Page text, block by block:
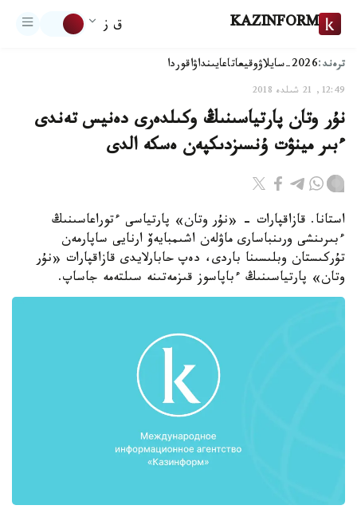
KAZINFORM ق ز
ترەند:2026-سايلاۋ وقيعاتاعايىنداۋاقوردا
12:49, 21 شىلدە 2018
نۇر وتان پارتياسىنىڭ وكىلدەرى دەنيس تەندى
ءبىر مينۋت ۇنسىزدىكپەن ەسكە الدى
استانا. قازاقپارات - «نۇر وتان» پارتياسى ءتوراعاسىنىڭ
ءبىرىنشى ورىنباسارى ماۋلەن اشىمبايەۆ ارنايى ساپارمەن
تۇركىستان وبلىسىنا باردى، دەپ حابارلايدى قازاقپارات «نۇر
وتان» پارتياسىنىڭ ءباپاسوز قىزمەتىنە سىلتەمە جاساپ.